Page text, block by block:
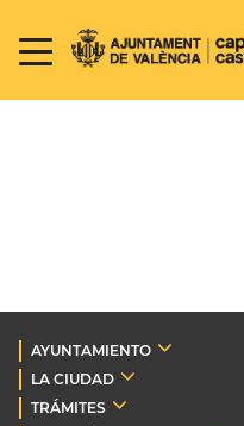
AYUNTAMIENTO
LA CIUDAD
TRÁMITES